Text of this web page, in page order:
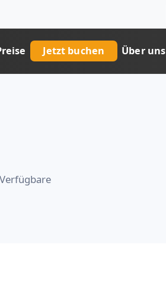
Jetzt buchen Über uns